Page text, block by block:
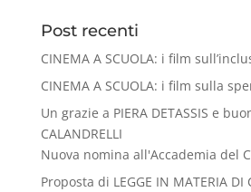
Post recenti
CINEMA A SCUOLA: i film
CINEMA A SCUOLA: i film sulla
Un grazie a PIERA DETASSIS e
CALANDRELLI
Nuova nomina all'Accademia del
Proposta di LEGGE IN MATERIA